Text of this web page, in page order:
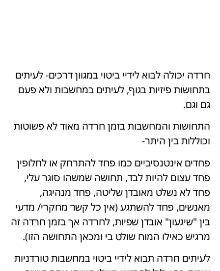
חרדה יכולה לבוא לידיי ביטוי במגוון דרכים- לעיתים
בתחושות פיזיות בגוף, לעיתים במחשבות ולא פעם
גם וגם.
התחושות והמחשבות בזמן חרדה מאוד לא פשוטות
וכוללות בין היתר-
פחדים אינטנסיביים כמו פחד להתרחק או לחלופין
פחד עצום להיות לבד, תחושה שמשהו סוגר עלי,
פחד לא נשלט מאובדן שליטה, פחד מנהיגה,
מאנשים, פחד להשתגע (אין כל קשר מחקרי/ מדעי
בין "שיגעון" אובדן שפיות, לחרדה אך בזמן חרדה זה
מרגיש כאילו המוח שולט בי ומכאן התחושה הזו).
לעיתים חרדה תבוא לידיי ביטוי במחשבות טורדניות